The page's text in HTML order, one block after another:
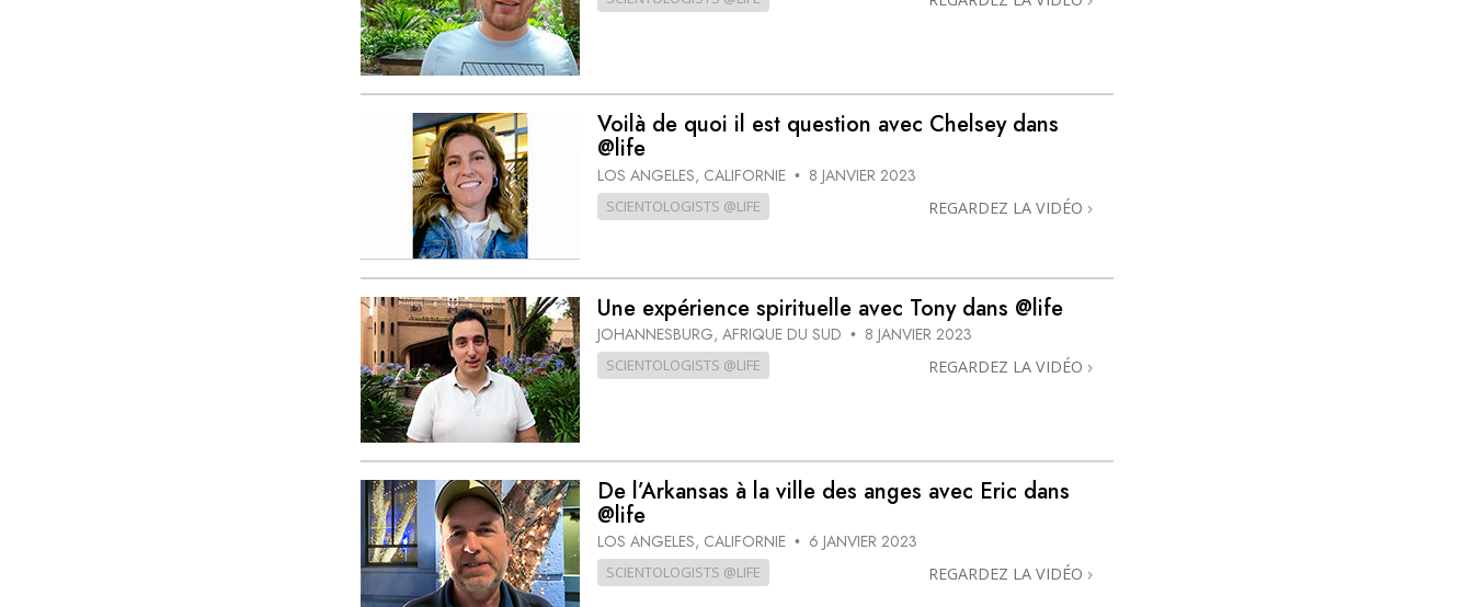
Voilà de quoi il est question avec Chelsey dans
@life
LOS ANGELES, CALIFORNIE • 8 JANVIER 2023
SCIENTOLOGISTS @LIFE REGARDEZ LA VIDÉO
Une expérience spirituelle avec Tony dans @life
JOHANNESBURG, AFRIQUE DU SUD • 8 JANVIER 2023
SCIENTOLOGISTS @LIFE REGARDEZ LA VIDÉO
De l’Arkansas à la ville des anges avec Eric dans
@life
LOS ANGELES, CALIFORNIE • 6 JANVIER 2023
SCIENTOLOGISTS @LIFE REGARDEZ LA VIDÉO